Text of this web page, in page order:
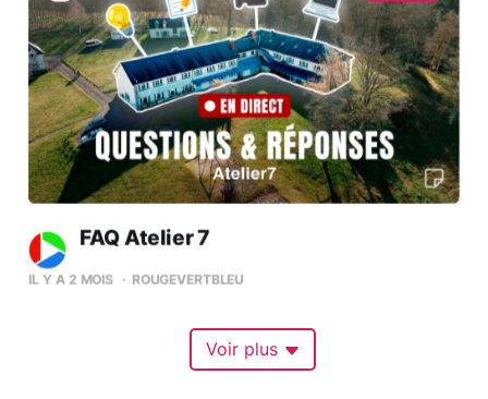
FAQ Atelier 7
IL Y A 2 MOIS ROUGEVERTBLEU
Voir plus